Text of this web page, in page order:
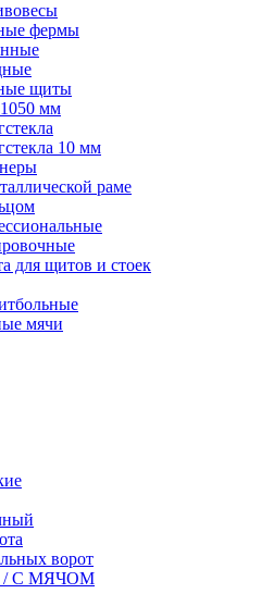
фермы
щиты
мм
10 мм
раме
для щитов и стоек
мячи
ворот
С МЯЧОМ